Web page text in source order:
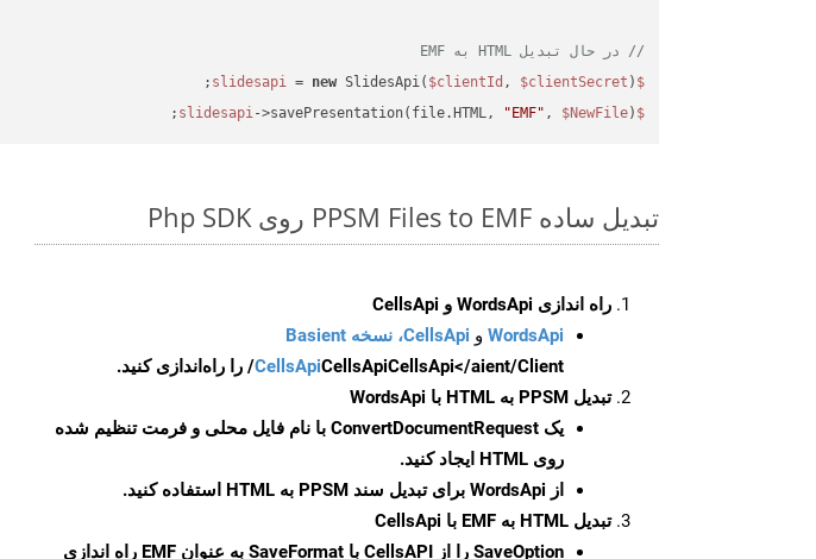
// در حال تبدیل HTML به EMF
$slidesapi
= new SlidesApi( $clientId , $clientSecret );
$slidesapi
->savePresentation(file.HTML, "EMF" , $NewFile);
تبدیل ساده PPSM Files to EMF روی Php SDK
راه اندازی WordsApi و CellsApi
WordsApi و CellsApi، نسخه Basient
CellsApiCellsApiCellsApi</aient/Client/ را راه‌اندازی کنید.
تبدیل PPSM به HTML با WordsApi
یک ConvertDocumentRequest با نام فایل محلی و فرمت تنظیم شده
روی HTML ایجاد کنید.
از WordsApi برای تبدیل سند PPSM به HTML استفاده کنید.
تبدیل HTML به EMF با CellsApi
SaveOption
را از CellsAPI با SaveFormat به عنوان EMF راه اندازی